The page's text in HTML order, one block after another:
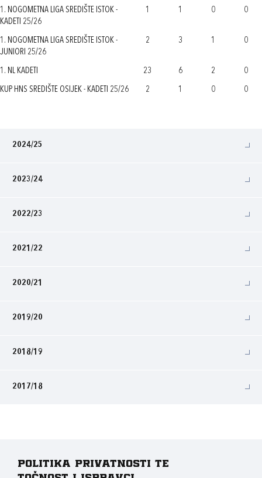
1. NOGOMETNA LIGA SREDIŠTE ISTOK -
KADETI 25/26
1 1 0 0
1. NOGOMETNA LIGA SREDIŠTE ISTOK -
JUNIORI 25/26
2 3 1 0
1. NL KADETI 23 6 2 0
KUP HNS SREDIŠTE OSIJEK - KADETI 25/26 2 1 0 0
2024/25
2023/24
2022/23
2021/22
2020/21
2019/20
2018/19
2017/18
Politika privatnosti te